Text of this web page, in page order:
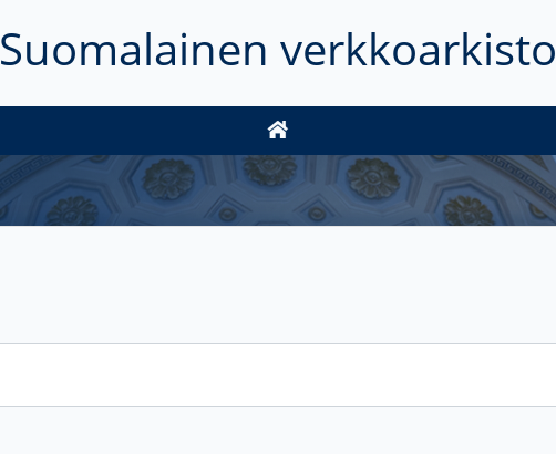
Suomalainen verkkoarkisto